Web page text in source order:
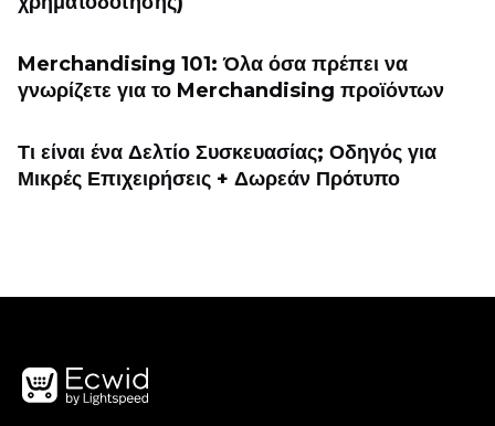
Merchandising 101: Όλα όσα πρέπει να
γνωρίζετε για το Merchandising προϊόντων
Τι είναι ένα Δελτίο Συσκευασίας; Οδηγός για
Μικρές Επιχειρήσεις + Δωρεάν Πρότυπο